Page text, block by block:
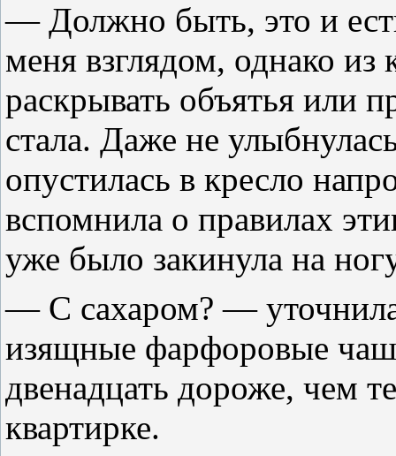
— Должно быть, это и
меня взглядом, однако
раскрывать объятья или
стала. Даже не
опустилась в кресло
вспомнила о правилах
уже было закинула на
— С сахаром? — уточнила
изящные фарфоровые
двенадцать дороже, чем
квартирке.